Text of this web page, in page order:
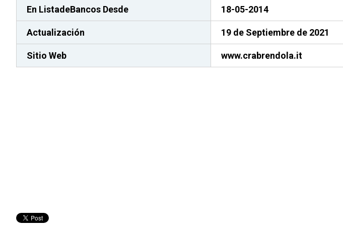
En ListadeBancos Desde 18-05-2014
Actualización 19 de Septiembre de 2021
Sitio Web www.crabrendola.it